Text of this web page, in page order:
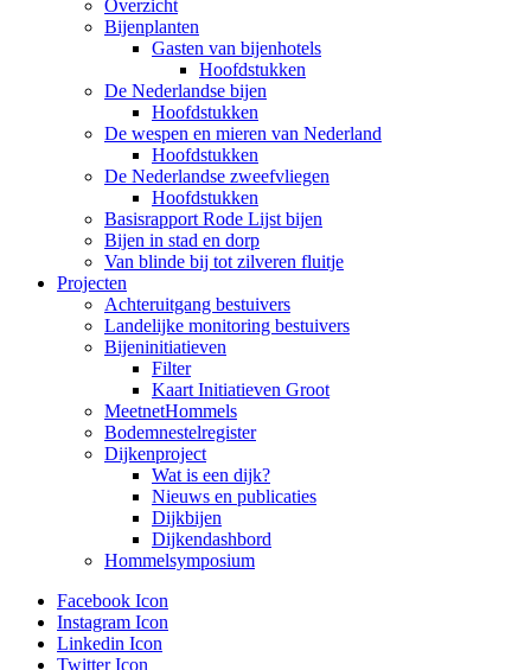
Overzicht
Bijenplanten
Gasten van bijenhotels
Hoofdstukken
De Nederlandse bijen
Hoofdstukken
De wespen en mieren van Nederland
Hoofdstukken
De Nederlandse zweefvliegen
Hoofdstukken
Basisrapport Rode Lijst bijen
Bijen in stad en dorp
Van blinde bij tot zilveren fluitje
Projecten
Achteruitgang bestuivers
Landelijke monitoring bestuivers
Bijeninitiatieven
Filter
Kaart Initiatieven Groot
MeetnetHommels
Bodemnestelregister
Dijkenproject
Wat is een dijk?
Nieuws en publicaties
Dijkbijen
Dijkendashbord
Hommelsymposium
Facebook Icon
Instagram Icon
Linkedin Icon
Twitter Icon